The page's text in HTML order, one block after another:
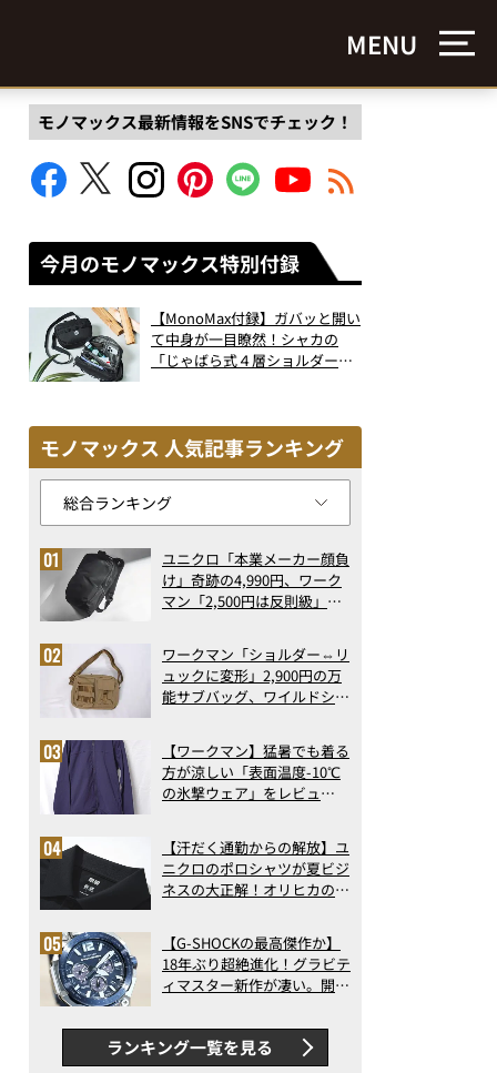
MENU
モノマックス最新情報をSNSでチェック！
今月のモノマックス特別付録
【MonoMax付録】ガバッと開い
て中身が一目瞭然！シャカの
「じゃばら式４層ショルダーバ
モノマックス 人気記事ランキング
ユニクロ「本業メーカー顔負
け」奇跡の4,990円、ワーク
マン「2,500円は反則級」凄
ト3】（2026年6月版）
ワークマン「ショルダー⇔リ
ュックに変形」2,900円の万
能サブバッグ、ワイルドシン
記事ランキングベスト3】
（2026年6月版）
【ワークマン】猛暑でも着る
方が涼しい「表面温度-10℃
の氷撃ウェア」をレビュ
【汗だく通勤からの解放】ユ
ニクロのポロシャツが夏ビジ
ネスの大正解！オリヒカの透
アの実力
【G-SHOCKの最高傑作か】
18年ぶり超絶進化！グラビテ
ィマスター新作が凄い。開発
新ムーブメントの衝撃
ランキング一覧を見る